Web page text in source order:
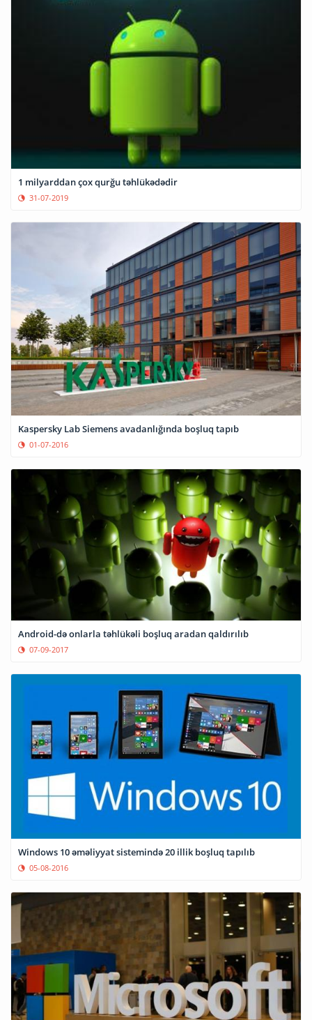
1 milyarddan çox qurğu təhlükədədir
31-07-2019
Kaspersky Lab Siemens avadanlığında boşluq tapıb
01-07-2016
Android-də onlarla təhlükəli boşluq aradan qaldırılıb
07-09-2017
Windows 10 əməliyyat sistemində 20 illik boşluq tapılıb
05-08-2016